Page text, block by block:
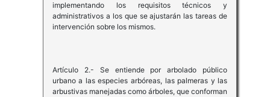
implementando los requisitos técnicos y
administrativos a los que se ajustarán las tareas de
intervención sobre los mismos.
Artículo 2.- Se entiende por arbolado público
urbano a las especies arbóreas, las palmeras y las
arbustivas manejadas como árboles, que conforman